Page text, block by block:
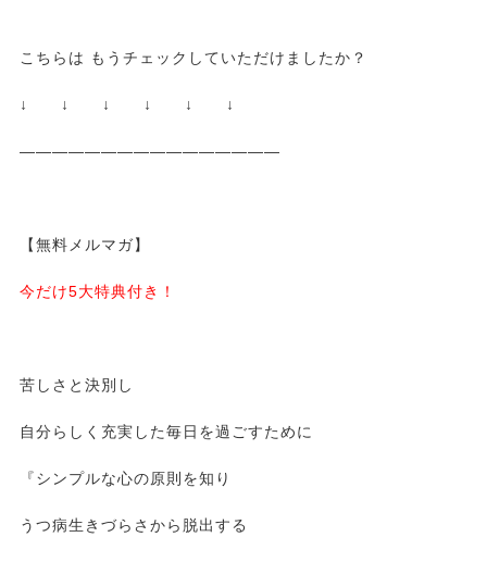
こちらは もうチェックしていただけましたか？
↓ ↓ ↓ ↓ ↓ ↓
————————————————
【無料メルマガ】
今だけ5大特典付き！
苦しさと決別し
自分らしく充実した毎日を過ごすために
『シンプルな心の原則を知り
うつ病生きづらさから脱出する